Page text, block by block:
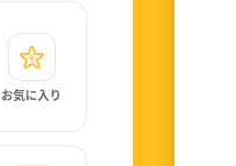
お気に入り